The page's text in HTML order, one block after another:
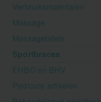
Verbruiksmaterialen
Massage
Massagetafels
Sportbraces
EHBO en BHV
Pedicure artikelen